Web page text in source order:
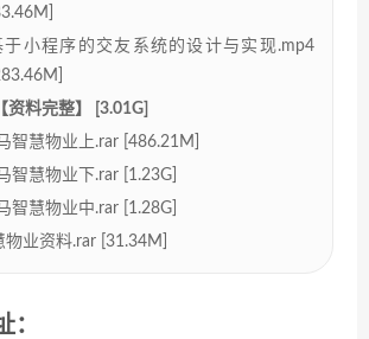
于小程序的交友系统的设计与实现.mp4
资料完整】 [3.01G]
智慧物业上.rar [486.21M]
智慧物业下.rar [1.23G]
智慧物业中.rar [1.28G]
物业资料.rar [31.34M]
：